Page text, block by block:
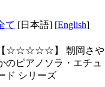
て [日本語] [English]
【☆☆☆☆☆】 朝岡さや
のピアノソラ・エチュ
ド シリーズ